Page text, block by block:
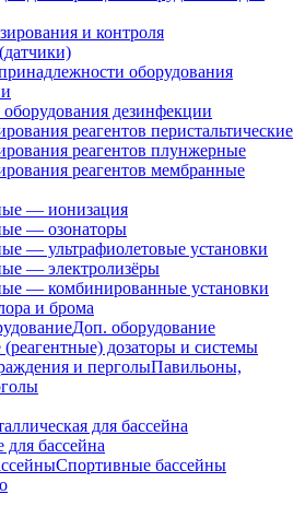
и контроля
оборудования
дезинфекции
реагентов перистальтические
реагентов плунжерные
реагентов мембранные
— ионизация
— озонаторы
— ультрафиолетовые установки
— электролизёры
— комбинированные установки
и брома
Доп. оборудование
дозаторы и системы
Павильоны,
для бассейна
бассейна
Спортивные бассейны